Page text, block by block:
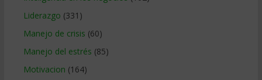
Liderazgo (331)
Manejo de crisis (60)
Manejo del estrés (85)
Motivacion (164)